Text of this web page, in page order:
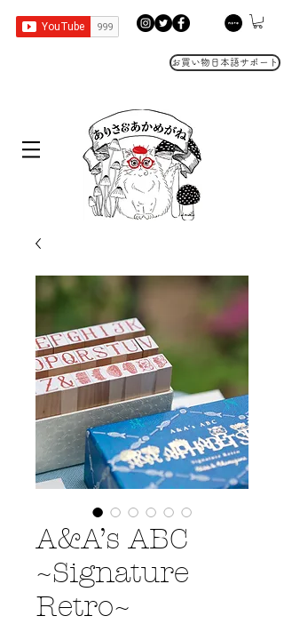
お買い物日本語サポート
A&A’s ABC
~Signature
Retro~